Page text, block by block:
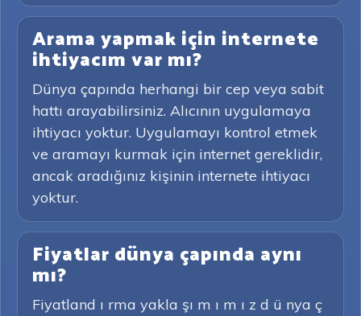
Arama yapmak için internete
ihtiyacım var mı?
Dünya çapında herhangi bir cep veya sabit
hattı arayabilirsiniz. Alıcının uygulamaya
ihtiyacı yoktur. Uygulamayı kontrol etmek
ve aramayı kurmak için internet gereklidir,
ancak aradığınız kişinin internete ihtiyacı
yoktur.
Fiyatlar dünya çapında aynı
mı?
Fiyatland ı rma yakla şı m ı m ı z d ü nya ç